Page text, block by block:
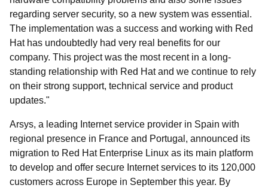
regarding server security, so a new system was essential.
The implementation was a success and working with Red
Hat has undoubtedly had very real benefits for our
company. This project was the most recent in a long-
standing relationship with Red Hat and we continue to rely
on their strong support, technical service and product
updates."
Arsys, a leading Internet service provider in Spain with
regional presence in France and Portugal, announced its
migration to Red Hat Enterprise Linux as its main platform
to develop and offer secure Internet services to its 120,000
customers across Europe in September this year. By